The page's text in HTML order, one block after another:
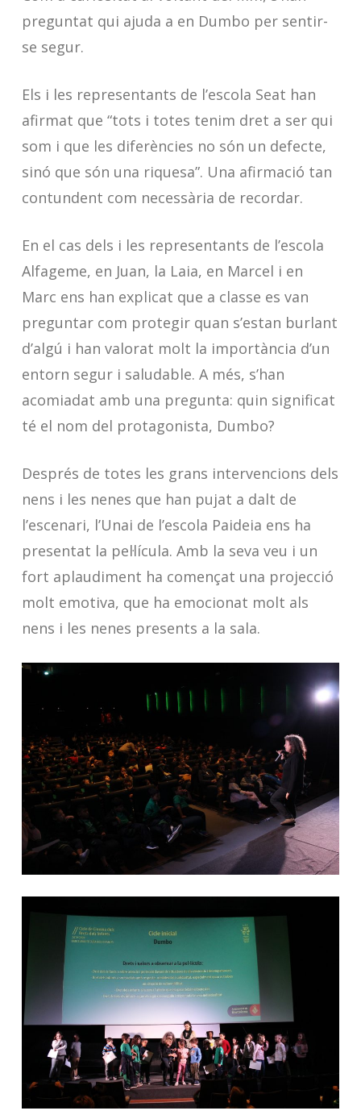
preguntat qui ajuda a en Dumbo per sentir-
se segur.
Els i les representants de l’escola Seat han
afirmat que “tots i totes tenim dret a ser qui
som i que les diferències no són un defecte,
sinó que són una riquesa”. Una afirmació tan
contundent com necessària de recordar.
En el cas dels i les representants de l’escola
Alfageme, en Juan, la Laia, en Marcel i en
Marc ens han explicat que a classe es van
preguntar com protegir quan s’estan burlant
d’algú i han valorat molt la importància d’un
entorn segur i saludable. A més, s’han
acomiadat amb una pregunta: quin significat
té el nom del protagonista, Dumbo?
Després de totes les grans intervencions dels
nens i les nenes que han pujat a dalt de
l’escenari, l’Unai de l’escola Paideia ens ha
presentat la pel·lícula. Amb la seva veu i un
fort aplaudiment ha començat una projecció
molt emotiva, que ha emocionat molt als
nens i les nenes presents a la sala.